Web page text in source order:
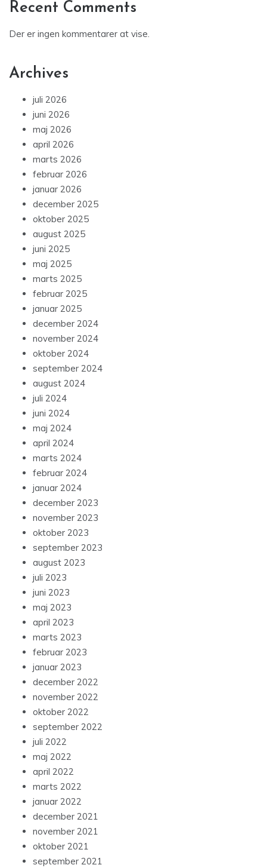
Recent Comments
Der er ingen kommentarer at vise.
Archives
juli 2026
juni 2026
maj 2026
april 2026
marts 2026
februar 2026
januar 2026
december 2025
oktober 2025
august 2025
juni 2025
maj 2025
marts 2025
februar 2025
januar 2025
december 2024
november 2024
oktober 2024
september 2024
august 2024
juli 2024
juni 2024
maj 2024
april 2024
marts 2024
februar 2024
januar 2024
december 2023
november 2023
oktober 2023
september 2023
august 2023
juli 2023
juni 2023
maj 2023
april 2023
marts 2023
februar 2023
januar 2023
december 2022
november 2022
oktober 2022
september 2022
juli 2022
maj 2022
april 2022
marts 2022
januar 2022
december 2021
november 2021
oktober 2021
september 2021